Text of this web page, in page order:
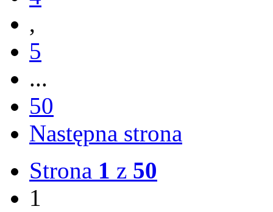
,
5
...
50
Następna strona
Strona 1 z 50
1